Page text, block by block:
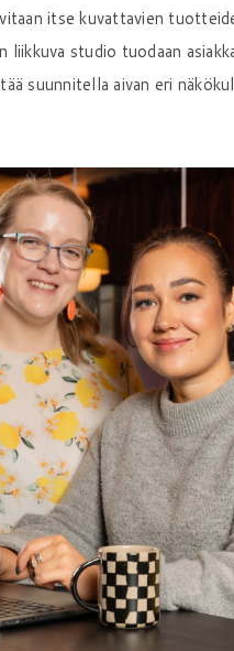
itse kuvattavien
liikkuva studio tuodaan
suunnitella aivan eri